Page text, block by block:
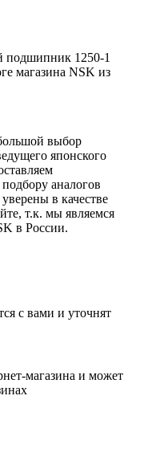
подшипник 1250-1
магазина NSK из
выбор
японского
аналогов
в качестве
т.к. мы являемся
в России.
с вами и уточнят
магазина и может